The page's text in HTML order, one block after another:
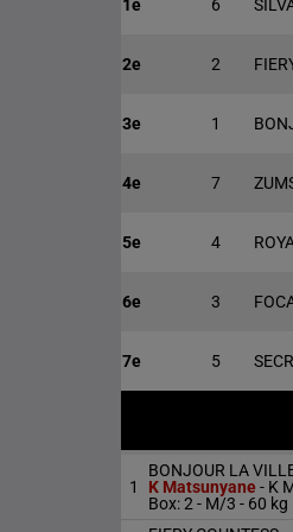
1e 6
2e 2
3e 1
4e 7
5e 4
6e 3
7e 5
1
BONJOUR LA
K Matsunyane- K
Box: 2 - M/3 - 60 kg